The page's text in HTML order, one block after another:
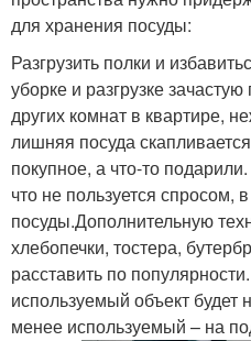
для хранения посуды:
Разгрузить полки и
уборке и разгрузке
других комнат в квартире,
лишняя посуда
покупное, а что-то
что не пользуется спросом,
посуды.Дополнительную
хлебопечки, тостера,
расставить по
используемый объект будет
менее используемый – на